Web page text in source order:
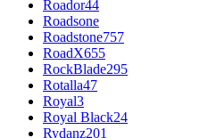
Roador44
Roadsone
Roadstone757
RoadX655
RockBlade295
Rotalla47
Royal3
Royal Black24
Rydanz201